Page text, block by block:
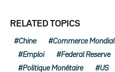
RELATED TOPICS
Chine Commerce Mondial
Emploi Federal Reserve
Politique Monétaire US